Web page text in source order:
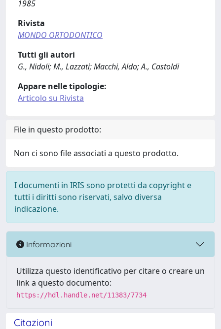
1985
Rivista
MONDO ORTODONTICO
Tutti gli autori
G., Nidoli; M., Lazzati; Macchi, Aldo; A., Castoldi
Appare nelle tipologie:
Articolo su Rivista
File in questo prodotto:
Non ci sono file associati a questo prodotto.
I documenti in IRIS sono protetti da copyright e
tutti i diritti sono riservati, salvo diversa
indicazione.
Informazioni
Utilizza questo identificativo per citare o creare un
link a questo documento:
https://hdl.handle.net/11383/7734
Citazioni